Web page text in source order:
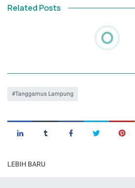
Related Posts
Tanggamus Lampung
LEBIH BARU